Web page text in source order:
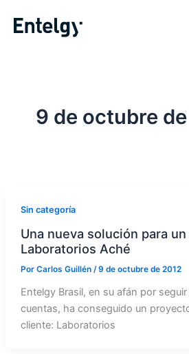
9 de octubre
Sin categoría
Una nueva solución para
Laboratorios Aché
Por Carlos Guillén /9 de octubre de 2012
Entelgy Brasil, en su afán por
cuentas, ha conseguido un
cliente: Laboratorios